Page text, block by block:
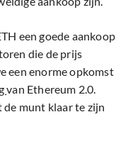
een goede aankoop
die de prijs
een enorme opkomst
van Ethereum 2.0.
munt klaar te zijn